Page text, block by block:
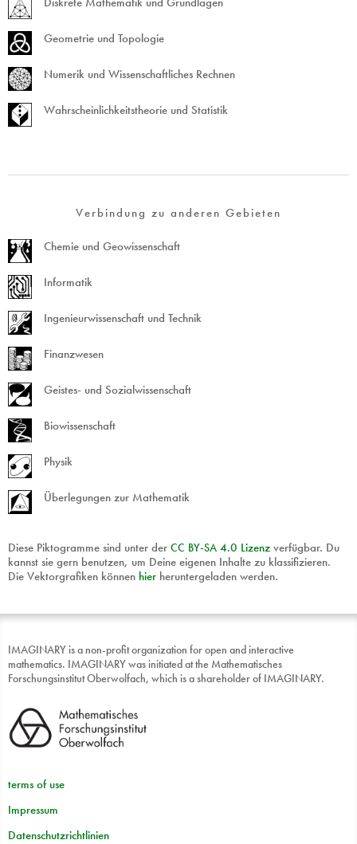
Geometrie und Topologie
Numerik und Wissenschaftliches Rechnen
Wahrscheinlichkeitstheorie und Statistik
Verbindung zu anderen Gebieten
Chemie und Geowissenschaft
Informatik
Ingenieurwissenschaft und Technik
Finanzwesen
Geistes- und Sozialwissenschaft
Biowissenschaft
Physik
Überlegungen zur Mathematik
Diese Piktogramme sind unter der CC BY-SA 4.0 Lizenz verfügbar. Du
kannst sie gern benutzen, um Deine eigenen Inhalte zu klassifizieren.
Die Vektorgrafiken können hier heruntergeladen werden.
IMAGINARY is a non-profit organization for open and interactive
mathematics. IMAGINARY was initiated at the Mathematisches
Forschungsinstitut Oberwolfach, which is a shareholder of IMAGINARY.
terms of use
Impressum
Datenschutzrichtlinien